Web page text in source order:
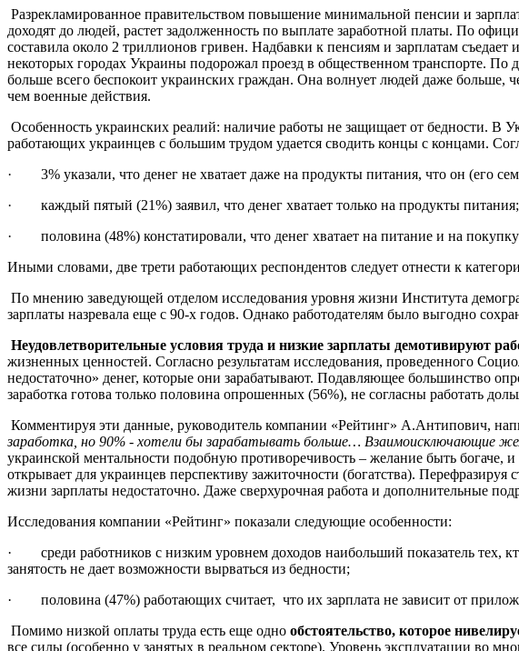
Разрекламированное правительством повышение минимальной пенсии и
доходят до людей, растет задолженность по выплате заработной платы. По
составила около 2 триллионов гривен. Надбавки к пенсиям и зарплатам
некоторых городах Украины подорожал проезд в общественном транспорте. По
больше всего беспокоит украинских граждан. Она волнует людей даже больше,
чем военные действия.
Особенность украинских реалий: наличие работы не защищает от бедности. В
работающих украинцев с большим трудом удается сводить концы с концами.
· 3% указали, что денег не хватает даже на продукты питания, что он (его
· каждый пятый (21%) заявил, что денег хватает только на продукты питания;
· половина (48%) констатировали, что денег хватает на питание и на
Иными словами, две трети работающих респондентов следует отнести к
По мнению заведующей отделом исследования уровня жизни Института
зарплаты назревала еще с 90-х годов. Однако работодателям было выгодно
Неудовлетворительные условия труда и низкие зарплаты демотивируют
жизненных ценностей. Согласно результатам исследования, проведенного
недостаточно» денег, которые они зарабатывают. Подавляющее большинство
заработка готова только половина опрошенных (56%), не согласны работать
Комментируя эти данные, руководитель компании «Рейтинг» А.Антипович,
заработка, но 90% - хотели бы зарабатывать больше… Взаимоисключающие
украинской ментальности подобную противоречивость – желание быть
открывает для украинцев перспективу зажиточности (богатства).
жизни зарплаты недостаточно. Даже сверхурочная работа и дополнительные
Исследования компании «Рейтинг» показали следующие особенности:
· среди работников с низким уровнем доходов наибольший показатель тех,
занятость не дает возможности вырваться из бедности;
· половина (47%) работающих считает, что их зарплата не зависит от
Помимо низкой оплаты труда есть еще одно обстоятельство, которое
все силы (особенно у занятых в реальном секторе). Уровень эксплуатации во